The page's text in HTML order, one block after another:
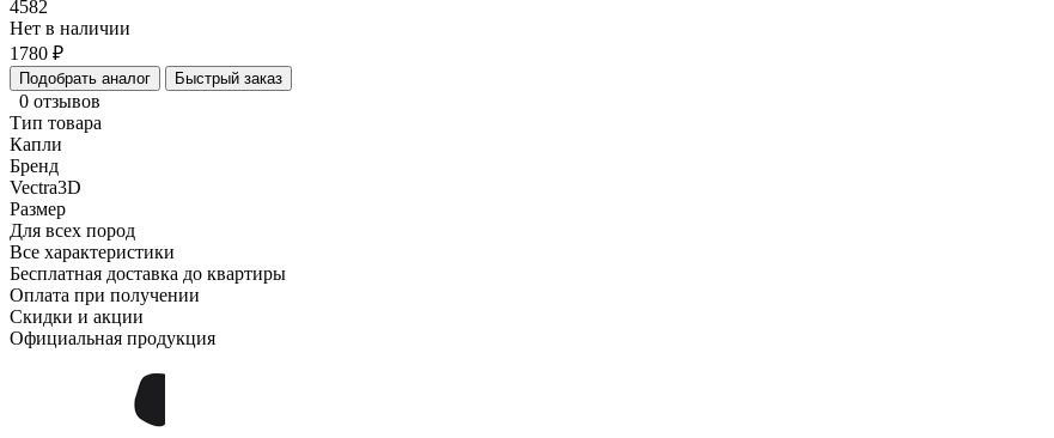
4582
Нет в наличии
1780 ₽
Подобрать аналог Быстрый заказ
0 отзывов
Тип товара
Капли
Бренд
Vectra3D
Размер
Для всех пород
Все характеристики
Бесплатная доставка до квартиры
Оплата при получении
Скидки и акции
Официальная продукция